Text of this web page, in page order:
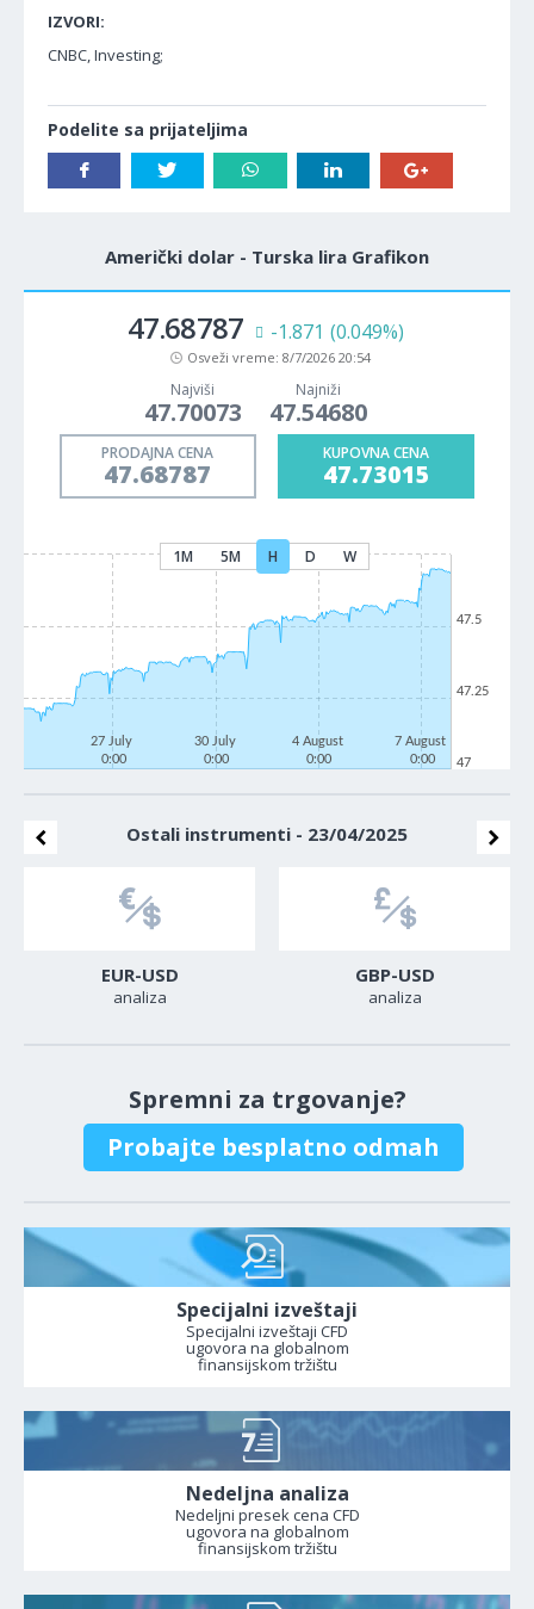
IZVORI:
CNBC, Investing;
Podelite sa prijateljima
Američki dolar - Turska lira Grafikon
47.68787 -1.871 (0.049%)
Osveži vreme: 8/7/2026 20:54
Najviši
47.70073
Najniži
47.54680
PRODAJNA CENA
47.68787
KUPOVNA CENA
47.73015
1M 5M H D W
27 July
0:00
30 July
0:00
4 August
0:00
7 August
0:00
47
47.25
47.5
Ostali instrumenti - 23/04/2025
EUR-USD
analiza
GBP-USD
analiza
Spremni za trgovanje?
Probajte besplatno odmah
Specijalni izveštaji
Specijalni izveštaji CFD
ugovora na globalnom
finansijskom tržištu
Nedeljna analiza
Nedeljni presek cena CFD
ugovora na globalnom
finansijskom tržištu